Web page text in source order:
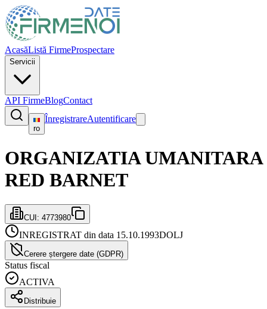
AcasăListă FirmeProspectare
Servicii
API FirmeBlogContact
ro
ÎnregistrareAutentificare
ORGANIZATIA UMANITARA
RED BARNET
CUI: 4773980
INREGISTRAT din data 15.10.1993DOLJ
Cerere ștergere date (GDPR)
Status fiscal
ACTIVA
Distribuie